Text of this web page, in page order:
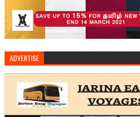
ADVERTISE